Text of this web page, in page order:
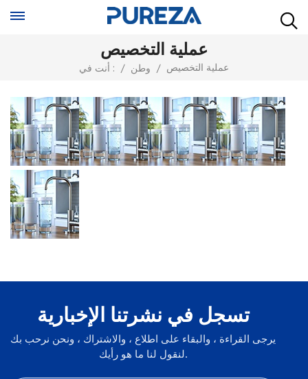
عملية التخصيص
أنت في : / وطن / عملية التخصيص
تسجل في نشرتنا الإخبارية
يرجى القراءة ، والبقاء على اطلاع ، والاشتراك ، ونحن نرحب بك
لنقول لنا ما هو رأيك.